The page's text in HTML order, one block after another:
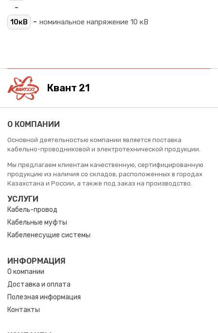
-
10кВ - номинальное напряжение 10 кВ
Квант 21
О КОМПАНИИ
Основной деятельностью компании является поставка
кабельно-проводниковой и электротехнической продукции.
Мы предлагаем клиентам качественную, сертифицированную
продукцию из наличия со складов, расположенных в городах
Казахстана и России, а также под заказ на производство.
УСЛУГИ
Кабель-провод
Кабельные муфты
Кабеленесущие системы
ИНФОРМАЦИЯ
О компании
Доставка и оплата
Полезная информация
Контакты